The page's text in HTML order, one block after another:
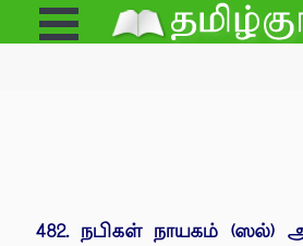
Open
Menu
482. நபிகள் நாயகம் (ஸல்)